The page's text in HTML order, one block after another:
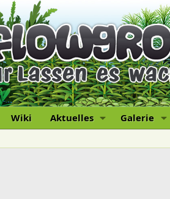
Wiki Aktuelles Galerie